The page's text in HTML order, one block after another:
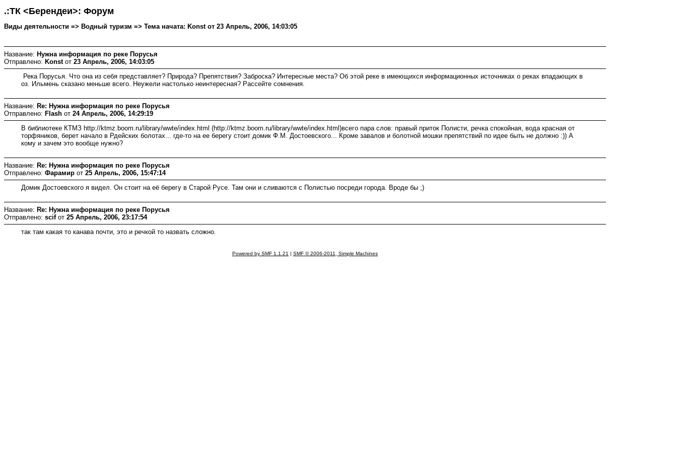
.:ТК <Берендеи>: Форум
Виды деятельности => Водный туризм => Тема начата: Konst от 23 Апрель, 2006, 14:03:05
Название: Нужна информация по реке Порусья
Отправлено: Konstот 23 Апрель, 2006, 14:03:05
Река Порусья. Что она из себя представляет? Природа? Препятствия? Заброска? Интересные места? Об этой реке в имеющихся информационных источниках о реках впадающих в
оз. Ильмень сказано меньше всего. Неужели настолько неинтересная? Рассейте сомнения.
Название: Re: Нужна информация по реке Порусья
Отправлено: Flash от 24 Апрель, 2006, 14:29:19
В библиотеке КТМЗ http://ktmz.boom.ru/library/wwte/index.html (http://ktmz.boom.ru/library/wwte/index.html)всего пара слов: правый приток Полисти, речка спокойная, вода красная от
торфяников, берет начало в Рдейских болотах... где-то на ее берегу стоит домик Ф.М. Достоевского... Кроме завалов и болотной мошки препятствий по идее быть не должно :)) А
кому и зачем это вообще нужно?
Название: Re: Нужна информация по реке Порусья
Отправлено: Фарамир от 25 Апрель, 2006, 15:47:14
Домик Достоевского я видел. Он стоит на её берегу в Старой Русе. Там они и сливаются с Полистью посреди города. Вроде бы ;)
Название: Re: Нужна информация по реке Порусья
Отправлено: scifот 25 Апрель, 2006, 23:17:54
так там какая то канава почти, это и речкой то назвать сложно.
Powered by SMF 1.1.21 | SMF © 2006-2011, Simple Machines